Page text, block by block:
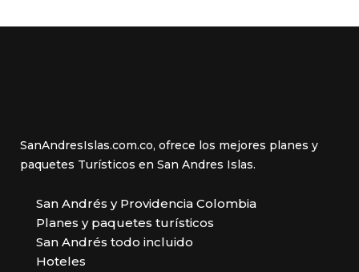
SanAndresIslas.com.co, ofrece los mejores planes y
paquetes Turísticos en San Andres Islas.
San Andrés y Providencia Colombia
Planes y paquetes turísticos
San Andrés todo incluido
Hoteles